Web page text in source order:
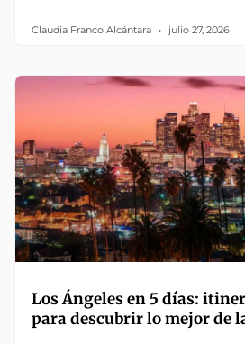
Claudia Franco Alcántara julio 27, 2026
Los Ángeles en 5 días:
para descubrir lo mejor de